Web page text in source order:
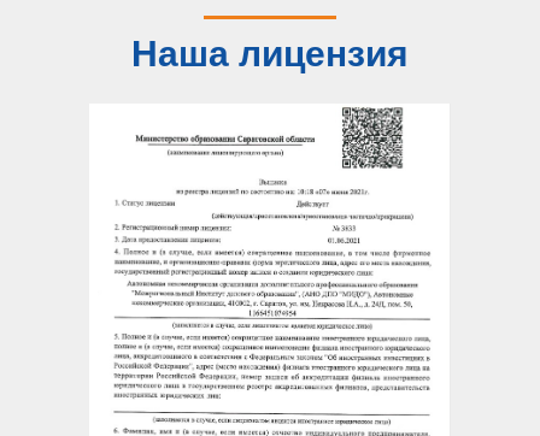
Наша лицензия